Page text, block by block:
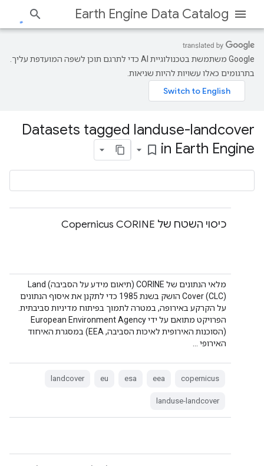
Earth Engine Data Catalog
‫Google משתמשת בטכנולוגיית AI כדי לתרגם תוכן לשפה המועדפת עליך.
בתרגומים כאלו עשויות להיות שגיאות.
Datasets tagged landuse-landcover
in Earth Engine
bookmark_border
כיסוי השטח של Copernicus CORINE
מלאי הנתונים של CORINE (תיאום מידע על הסביבה) Land
Cover (CLC) הושק בשנת 1985 כדי לתקנן את איסוף הנתונים
על הקרקע באירופה, במטרה לתמוך בפיתוח מדיניות סביבתית.
הפרויקט מתואם על ידי European Environment Agency
(הסוכנות האירופית לאיכות הסביבה, EEA) במסגרת האיחוד
האירופי …
copernicus
eea
esa
eu
landcover
landuse-landcover